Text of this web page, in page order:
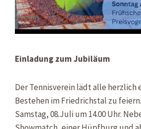
Einladung zum Jubiläum
Der Tennisverein lädt alle herzlich
Bestehen im Friedrichstal zu
Samstag, 08.Juli um 14.00 Uhr.